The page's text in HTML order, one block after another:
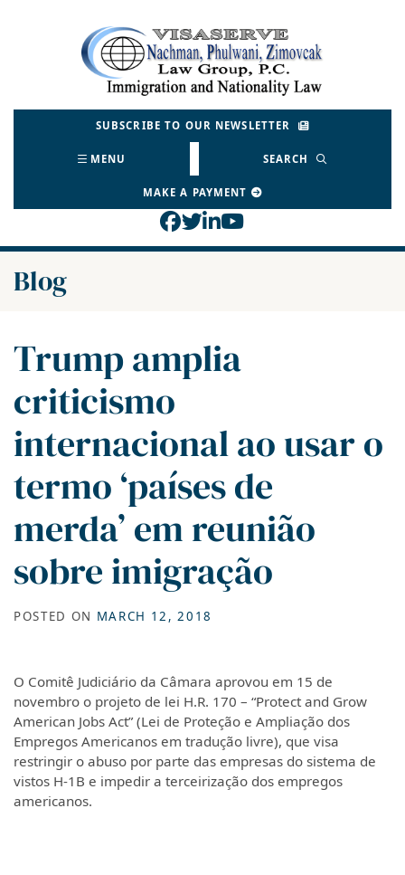
Return home
SUBSCRIBE TO OUR NEWSLETTER
MENU SEARCH
MAKE A PAYMENT
View our profile on
View our feed on
View our firm profile
View our channel
Blog
Trump amplia
criticismo
internacional ao usar o
termo ‘países de
merda’ em reunião
sobre imigração
POSTED ON MARCH 12, 2018
O Comitê Judiciário da Câmara aprovou em 15 de
novembro o projeto de lei H.R. 170 – “Protect and Grow
American Jobs Act” (Lei de Proteção e Ampliação dos
Empregos Americanos em tradução livre), que visa
restringir o abuso por parte das empresas do sistema de
vistos H-1B e impedir a terceirização dos empregos
americanos.